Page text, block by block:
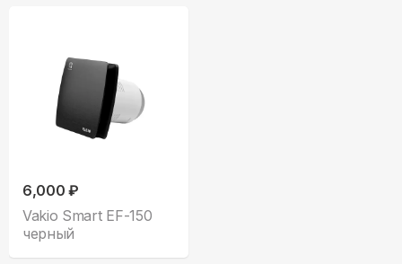
6,000 ₽
Vakio Smart EF-150
черный